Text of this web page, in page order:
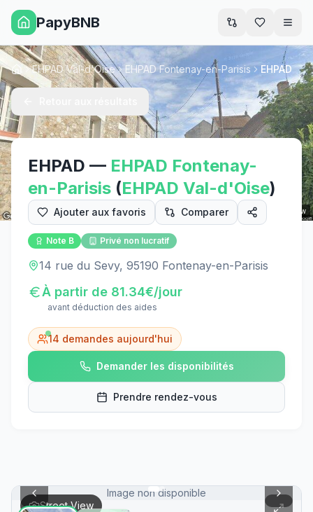
PapyBNB
Street View
AccueilEHPAD Val-d'Oise EHPAD Fontenay-en-Parisis EHPAD
EHPAD — EHPAD Fontenay-
en-Parisis (EHPAD Val-d'Oise)
Ajouter aux favoris Comparer
Note B Privé non lucratif
14 rue du Sevy, 95190 Fontenay-en-Parisis
À partir de 81.34€/jour
avant déduction des aides
14 demandes aujourd'hui
Demander les disponibilités
Prendre rendez-vous
Image non disponible
Street View